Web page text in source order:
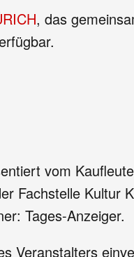
, das
vom
Fachstelle Kultur
Tages-Anzeiger.
Veranstalters